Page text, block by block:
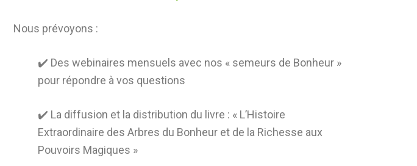
Nous prévoyons :
✔️ Des webinaires mensuels avec nos « semeurs de Bonheur »
pour répondre à vos questions
✔️ La diffusion et la distribution du livre : « L’Histoire
Extraordinaire des Arbres du Bonheur et de la Richesse aux
Pouvoirs Magiques »